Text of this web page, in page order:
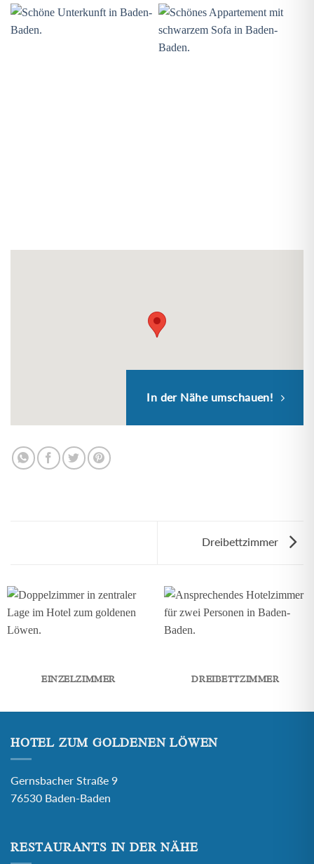
In der Nähe umschauen!
Dreibettzimmer
EINZELZIMMER DREIBETTZIMMER
HOTEL ZUM GOLDENEN LÖWEN
Gernsbacher Straße 9
76530 Baden-Baden
RESTAURANTS IN DER NÄHE